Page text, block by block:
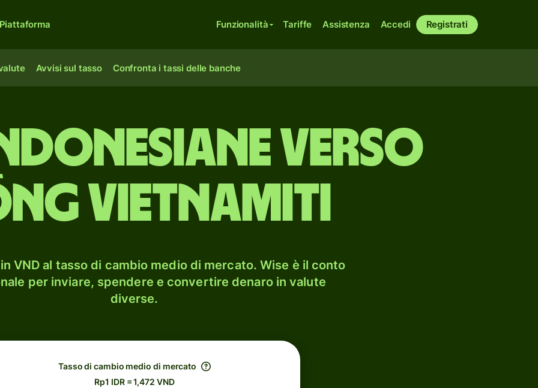
Funzionalità Tariffe Assistenza Accedi Registrati
Avvisi sul tasso Confronta i tassi delle banche
verso
vietnamiti
VND al tasso di cambio medio di mercato. Wise è il conto
per inviare, spendere e convertire denaro in valute
diverse.
Tasso di cambio medio di mercato
Rp1 IDR = 1,472 VND